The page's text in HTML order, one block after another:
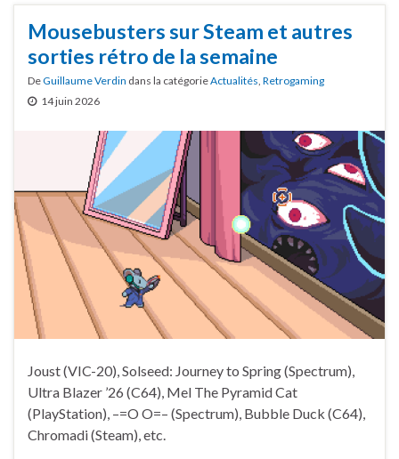
Mousebusters sur Steam et autres
sorties rétro de la semaine
DeGuillaume Verdin dans la catégorieActualités Retrogaming
14 juin 2026
Joust (VIC-20), Solseed: Journey to Spring (Spectrum),
Ultra Blazer ’26 (C64), Mel The Pyramid Cat
(PlayStation), –=O O=– (Spectrum), Bubble Duck (C64),
Chromadi (Steam), etc.